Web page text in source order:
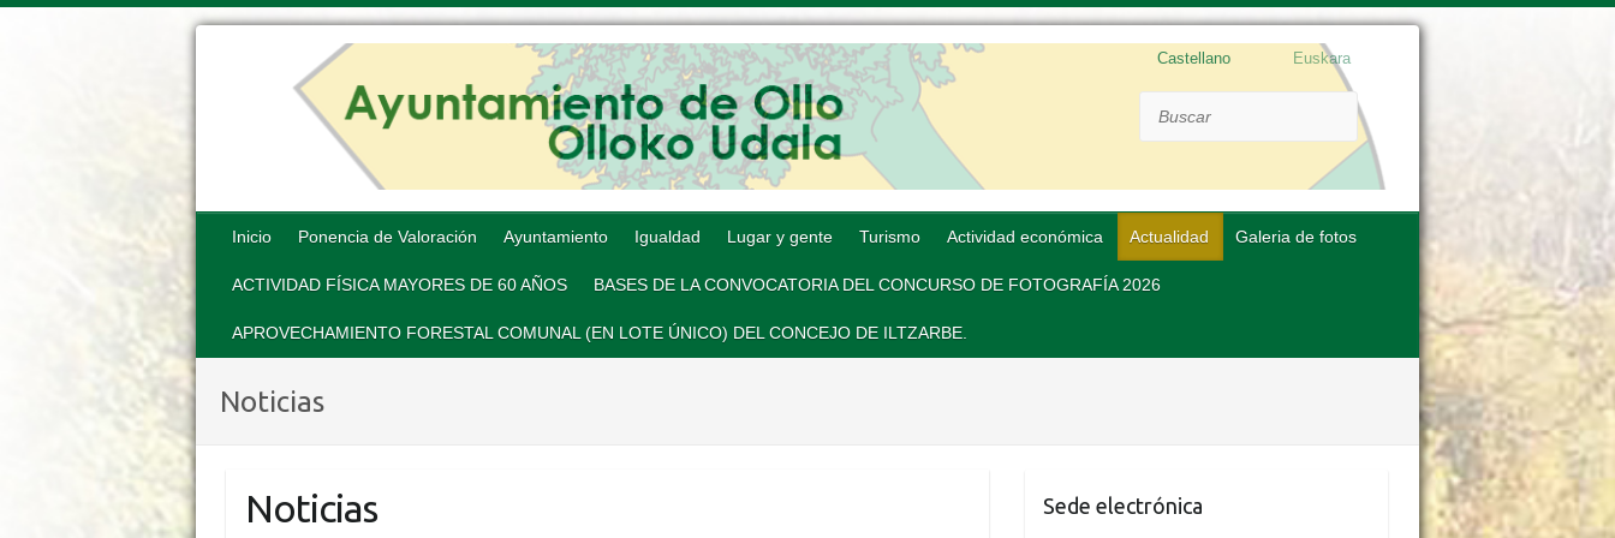
Castellano Euskara
Inicio Ponencia de Valoración Ayuntamiento Igualdad Lugar y gente Turismo Actividad económica Actualidad Galeria de fotos
ACTIVIDAD FÍSICA MAYORES DE 60 AÑOS BASES DE LA CONVOCATORIA DEL CONCURSO DE FOTOGRAFÍA 2026
APROVECHAMIENTO FORESTAL COMUNAL (EN LOTE ÚNICO) DEL CONCEJO DE ILTZARBE.
Noticias
Noticias Sede electrónica